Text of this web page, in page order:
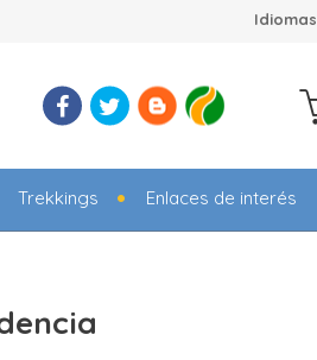
Idiomas
Trekkings Enlaces de interés